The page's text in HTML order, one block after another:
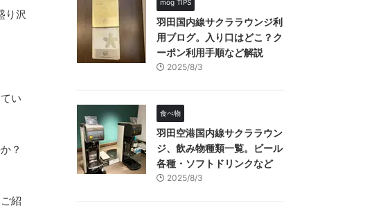
り沢
い
？
紹
mog TIPS
羽田国内線サクララウンジ利
用ブログ。入り口はどこ？ク
ーポン利用手順など解説
2025/8/3
食べ物
羽田空港国内線サクララウン
ジ、飲み物種類一覧。ビール
各種・ソフトドリンクなど
2025/8/3